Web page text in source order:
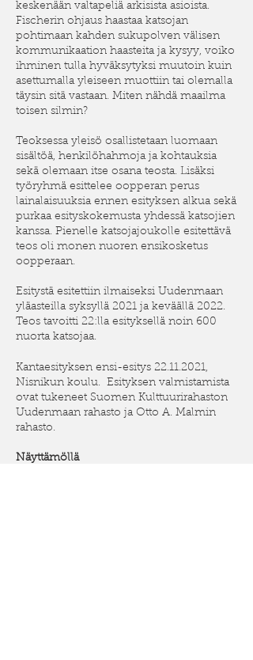
keskenään valtapeliä arkisista asioista.
Fischerin ohjaus haastaa katsojan
pohtimaan kahden sukupolven välisen
kommunikaation haasteita ja kysyy, voiko
ihminen tulla hyväksytyksi muutoin kuin
asettumalla yleiseen muottiin tai olemalla
täysin sitä vastaan. Miten nähdä maailma
toisen silmin?
Teoksessa yleisö osallistetaan luomaan
sisältöä, henkilöhahmoja ja kohtauksia
sekä olemaan itse osana teosta. Lisäksi
työryhmä esittelee oopperan perus
lainalaisuuksia ennen esityksen alkua sekä
purkaa esityskokemusta yhdessä katsojien
kanssa. Pienelle katsojajoukolle esitettävä
teos oli monen nuoren ensikosketus
oopperaan.
Esitystä esitettiin ilmaiseksi Uudenmaan
yläasteilla syksyllä 2021 ja keväällä 2022.
Teos tavoitti 22:lla esityksellä noin 600
nuorta katsojaa.
Kantaesityksen ensi-esitys 22.11.2021,
Nisnikun koulu. Esityksen valmistamista
ovat tukeneet Suomen Kulttuurirahaston
Uudenmaan rahasto ja Otto A. Malmin
rahasto.
Näyttämöllä